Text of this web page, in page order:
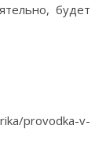
будет
provodka-v-